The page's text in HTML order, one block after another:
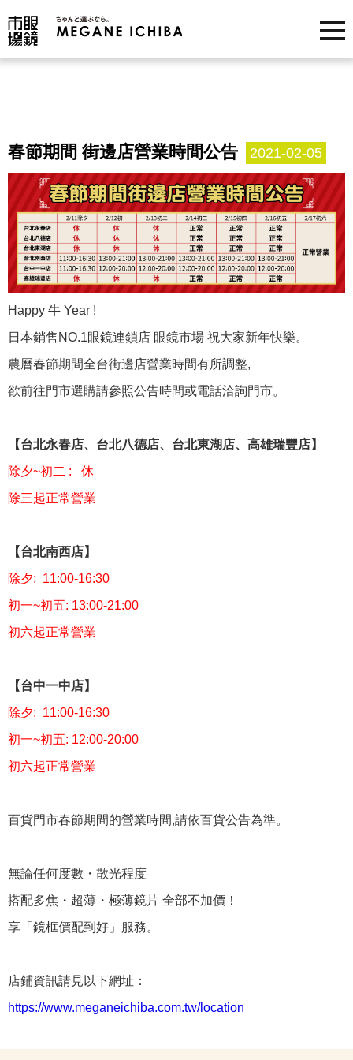
春節期間 街邊店營業時間公告 2021-02-05
Happy 牛 Year !
日本銷售NO.1眼鏡連鎖店 眼鏡市場 祝大家新年快樂。
農曆春節期間全台街邊店營業時間有所調整,
欲前往門市選購請參照公告時間或電話洽詢門市。
【台北永春店、台北八德店、台北東湖店、高雄瑞豐店】
除夕~初二 : 休
除三起正常營業
【台北南西店】
除夕: 11:00-16:30
初一~初五: 13:00-21:00
初六起正常營業
【台中一中店】
除夕: 11:00-16:30
初一~初五: 12:00-20:00
初六起正常營業
百貨門市春節期間的營業時間,請依百貨公告為準。
無論任何度數・散光程度
搭配多焦・超薄・極薄鏡片 全部不加價！
享「鏡框價配到好」服務。
店鋪資訊請見以下網址：
https://www.meganeichiba.com.tw/location